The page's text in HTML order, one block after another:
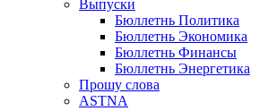
Выпуски
Бюллетнь Политика
Бюллетнь Экономика
Бюллетнь Финансы
Бюллетнь Энергетика
Прошу слова
ASTNA